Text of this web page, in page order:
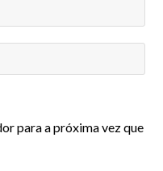
para a próxima vez que